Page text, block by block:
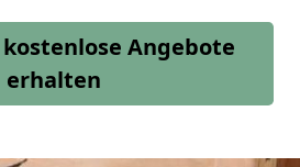
Angebote
erhalten